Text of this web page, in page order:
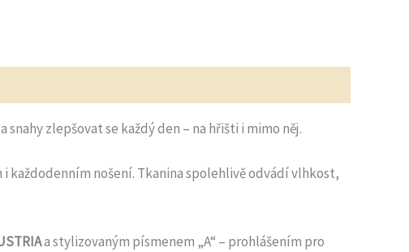
zlepšovat se každý den – na hřišti i mimo něj.
nošení. Tkanina spolehlivě odvádí vlhkost,
a stylizovaným písmenem „A“ – prohlášením pro